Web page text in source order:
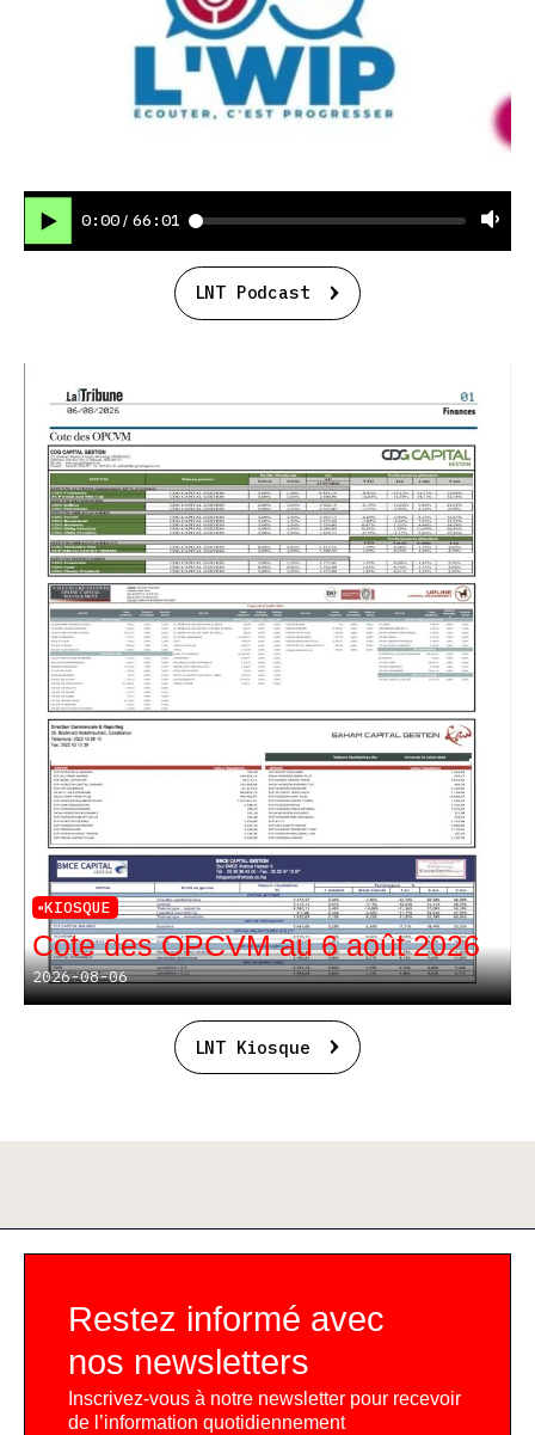
0:00 / 66:01
LNT Podcast
KIOSQUE
Cote des OPCVM au 6 août 2026
2026-08-06
LNT Kiosque
Restez informé avec
nos newsletters
Inscrivez-vous à notre newsletter pour recevoir
de l’information quotidiennement